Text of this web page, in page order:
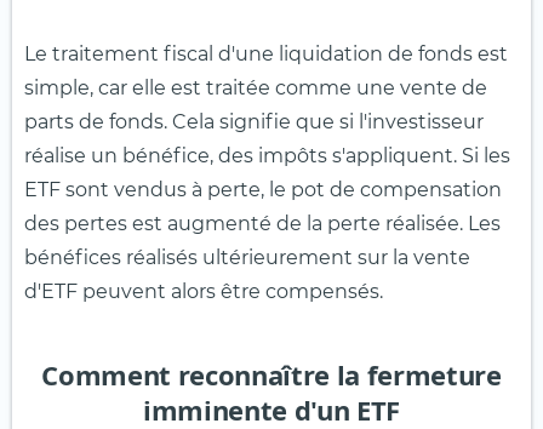
Le traitement fiscal d'une liquidation de fonds est
simple, car elle est traitée comme une vente de
parts de fonds. Cela signifie que si l'investisseur
réalise un bénéfice, des impôts s'appliquent. Si les
ETF sont vendus à perte, le pot de compensation
des pertes est augmenté de la perte réalisée. Les
bénéfices réalisés ultérieurement sur la vente
d'ETF peuvent alors être compensés.
Comment reconnaître la fermeture
imminente d'un ETF